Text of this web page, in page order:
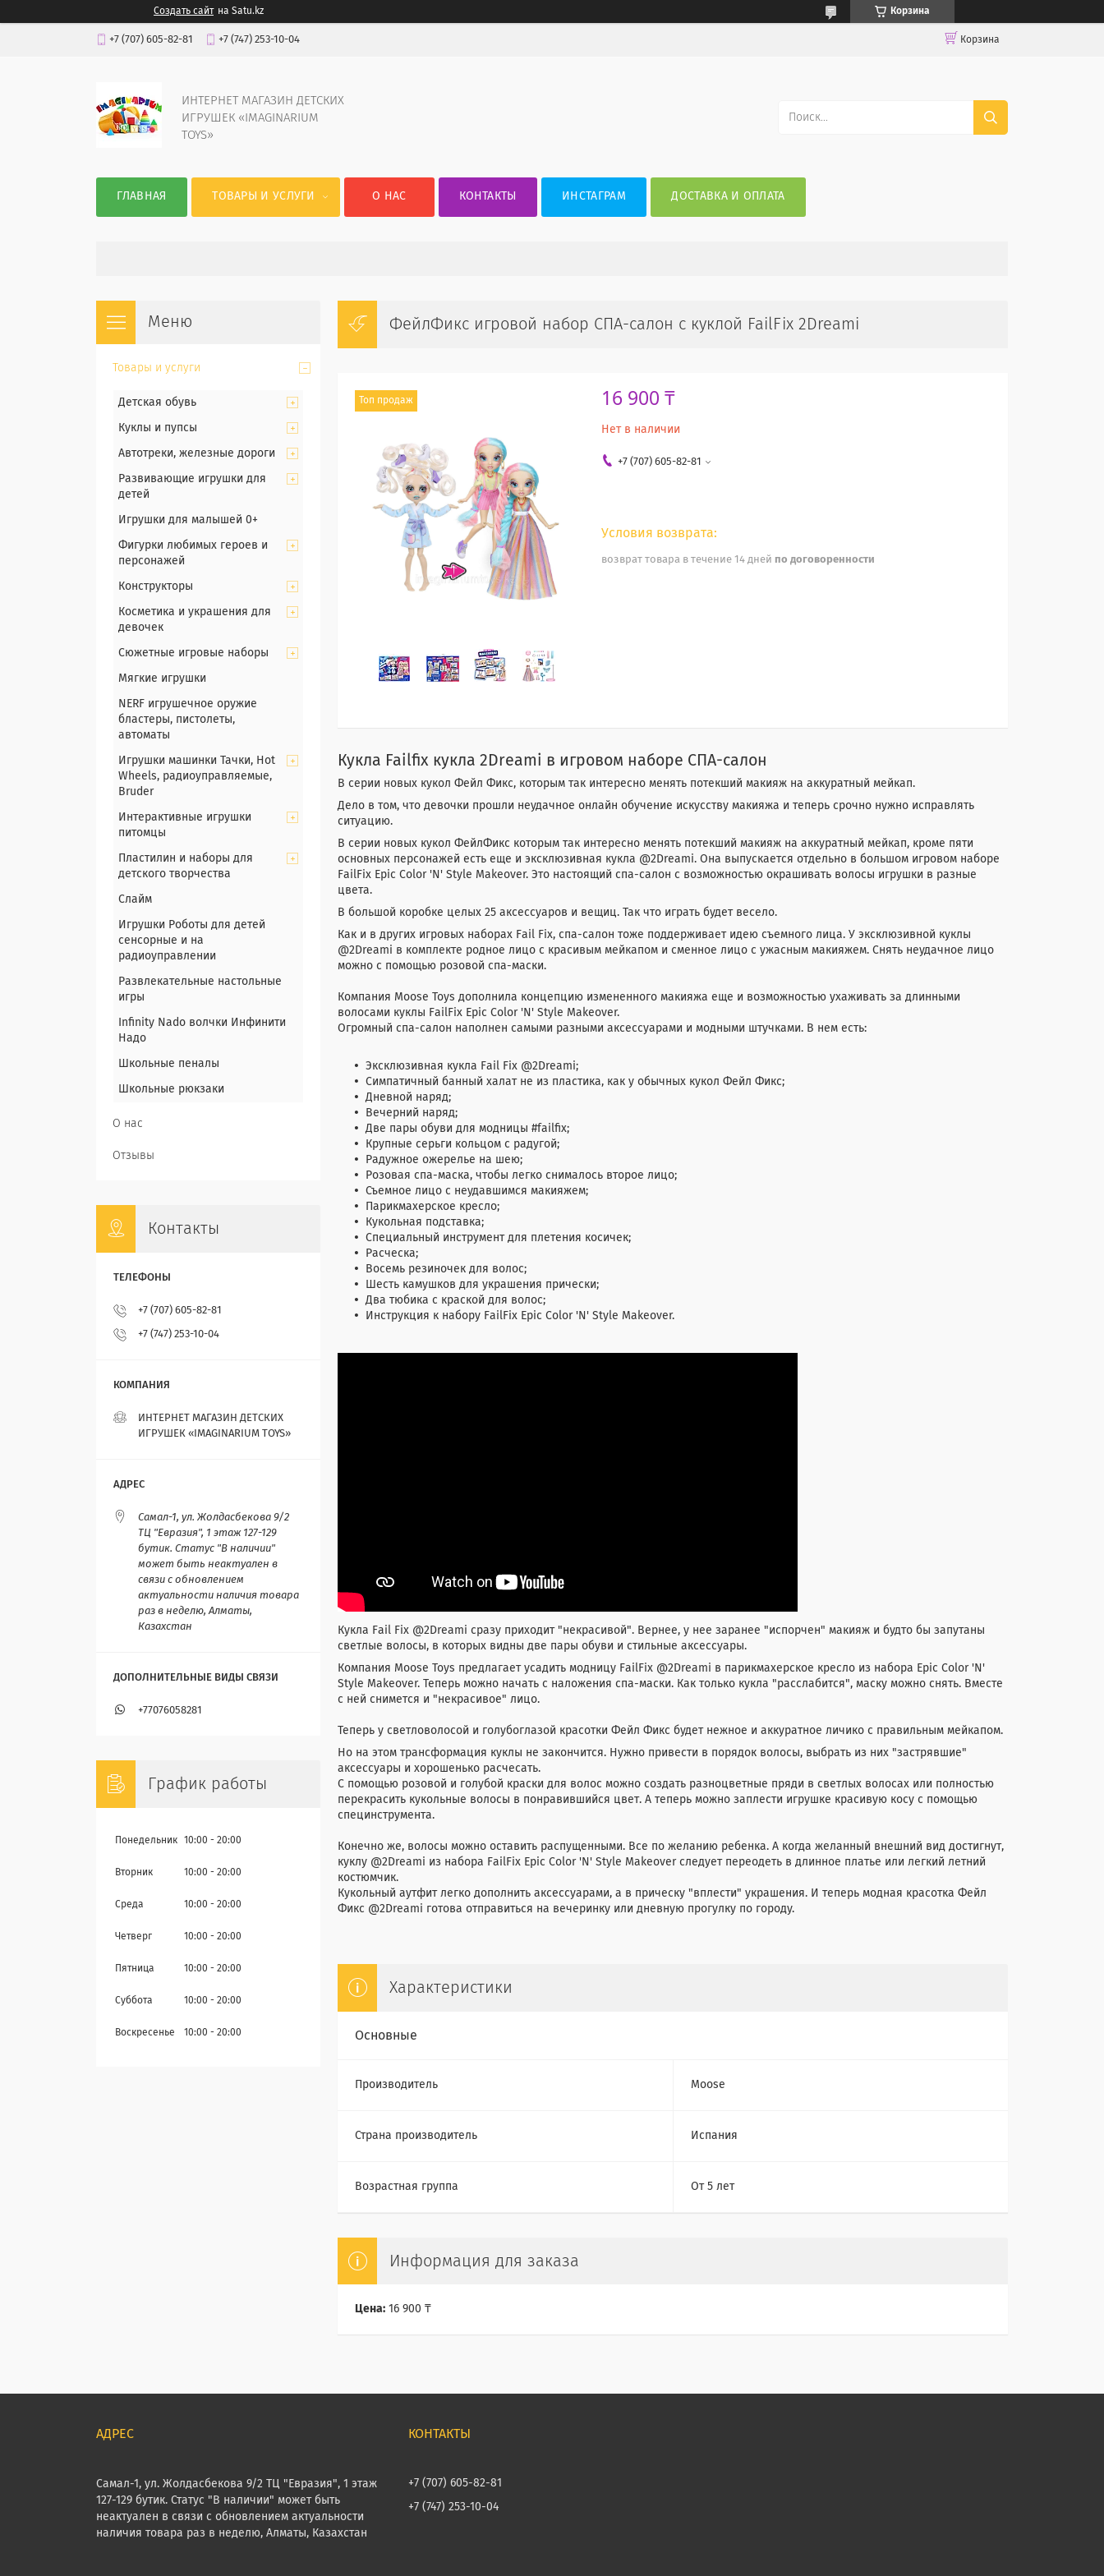
Создать сайт на Satu.kz Корзина
+7 (707) 605-82-81 +7 (747) 253-10-04 Корзина
ИНТЕРНЕТ МАГАЗИН ДЕТСКИХ
ИГРУШЕК «IMAGINARIUM
TOYS»
ГЛАВНАЯ ТОВАРЫ И УСЛУГИ О НАС КОНТАКТЫ ИНСТАГРАМ ДОСТАВКА И ОПЛАТА
ФейлФикс игровой набор СПА-салон с куклой FailFix 2Dreami
Топ продаж 16 900 ₸
Нет в наличии
+7 (707) 605-82-81
возврат товара в течение 14 дней по договоренности
Кукла Failfix кукла 2Dreami в игровом наборе СПА-салон
В серии новых кукол Фейл Фикс, которым так интересно менять потекший макияж на аккуратный мейкап.
Дело в том, что девочки прошли неудачное онлайн обучение искусству макияжа и теперь срочно нужно исправлять
ситуацию.
В серии новых кукол ФейлФикс которым так интересно менять потекший макияж на аккуратный мейкап, кроме пяти
основных персонажей есть еще и эксклюзивная кукла @2Dreami. Она выпускается отдельно в большом игровом наборе
FailFix Epic Color 'N' Style Makeover. Это настоящий спа-салон с возможностью окрашивать волосы игрушки в разные
цвета.
В большой коробке целых 25 аксессуаров и вещиц. Так что играть будет весело.
Как и в других игровых наборах Fail Fix, спа-салон тоже поддерживает идею съемного лица. У эксклюзивной куклы
@2Dreami в комплекте родное лицо с красивым мейкапом и сменное лицо с ужасным макияжем. Снять неудачное лицо
можно с помощью розовой спа-маски.
Компания Moose Toys дополнила концепцию измененного макияжа еще и возможностью ухаживать за длинными
волосами куклы FailFix Epic Color 'N' Style Makeover.
Огромный спа-салон наполнен самыми разными аксессуарами и модными штучками. В нем есть:
Эксклюзивная кукла Fail Fix @2Dreami;
Симпатичный банный халат не из пластика, как у обычных кукол Фейл Фикс;
Дневной наряд;
Вечерний наряд;
Две пары обуви для модницы #failfix;
Крупные серьги кольцом с радугой;
Радужное ожерелье на шею;
Розовая спа-маска, чтобы легко снималось второе лицо;
Съемное лицо с неудавшимся макияжем;
Парикмахерское кресло;
Кукольная подставка;
Специальный инструмент для плетения косичек;
Расческа;
Восемь резиночек для волос;
Шесть камушков для украшения прически;
Два тюбика с краской для волос;
Инструкция к набору FailFix Epic Color 'N' Style Makeover.
Кукла Fail Fix @2Dreami сразу приходит "некрасивой". Вернее, у нее заранее "испорчен" макияж и будто бы запутаны
светлые волосы, в которых видны две пары обуви и стильные аксессуары.
Компания Moose Toys предлагает усадить модницу FailFix @2Dreami в парикмахерское кресло из набора Epic Color 'N'
Style Makeover. Теперь можно начать с наложения спа-маски. Как только кукла "расслабится", маску можно снять. Вместе
с ней снимется и "некрасивое" лицо.
Теперь у светловолосой и голубоглазой красотки Фейл Фикс будет нежное и аккуратное личико с правильным мейкапом.
Но на этом трансформация куклы не закончится. Нужно привести в порядок волосы, выбрать из них "застрявшие"
аксессуары и хорошенько расчесать.
С помощью розовой и голубой краски для волос можно создать разноцветные пряди в светлых волосах или полностью
перекрасить кукольные волосы в понравившийся цвет. А теперь можно заплести игрушке красивую косу с помощью
специнструмента.
Конечно же, волосы можно оставить распущенными. Все по желанию ребенка. А когда желанный внешний вид достигнут,
куклу @2Dreami из набора FailFix Epic Color 'N' Style Makeover следует переодеть в длинное платье или легкий летний
костюмчик.
Кукольный аутфит легко дополнить аксессуарами, а в прическу "вплести" украшения. И теперь модная красотка Фейл
Фикс @2Dreami готова отправиться на вечеринку или дневную прогулку по городу.
Характеристики
Основные
Производитель Moose
Страна производитель Испания
Возрастная группа От 5 лет
Информация для заказа
Цена: 16 900 ₸
Товары и услуги
Детская обувь
Куклы и пупсы
Автотреки, железные дороги
Развивающие игрушки для
детей
Игрушки для малышей 0+
Фигурки любимых героев и
персонажей
Конструкторы
Косметика и украшения для
девочек
Сюжетные игровые наборы
Мягкие игрушки
NERF игрушечное оружие
бластеры, пистолеты,
автоматы
Игрушки машинки Тачки, Hot
Wheels, радиоуправляемые,
Bruder
Интерактивные игрушки
питомцы
Пластилин и наборы для
детского творчества
Слайм
Игрушки Роботы для детей
сенсорные и на
радиоуправлении
Развлекательные настольные
игры
Infinity Nado волчки Инфинити
Надо
Школьные пеналы
Школьные рюкзаки
О нас
Отзывы
Контакты
+7 (707) 605-82-81
+7 (747) 253-10-04
ИНТЕРНЕТ МАГАЗИН ДЕТСКИХ
ИГРУШЕК «IMAGINARIUM TOYS»
Самал-1, ул. Жолдасбекова 9/2
ТЦ "Евразия", 1 этаж 127-129
бутик. Статус "В наличии"
может быть неактуален в
связи с обновлением
актуальности наличия товара
раз в неделю, Алматы,
Казахстан
+77076058281
График работы
Понедельник 10:00 20:00
Вторник 10:00 20:00
Среда 10:00 20:00
Четверг 10:00 20:00
Пятница 10:00 20:00
Суббота 10:00 20:00
Воскресенье 10:00 20:00
Самал-1, ул. Жолдасбекова 9/2 ТЦ "Евразия", 1 этаж
127-129 бутик. Статус "В наличии" может быть
неактуален в связи с обновлением актуальности
наличия товара раз в неделю, Алматы, Казахстан
+7 (707) 605-82-81
+7 (747) 253-10-04